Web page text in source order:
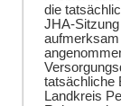
die
JHA-
tatsächliche
Landkreis